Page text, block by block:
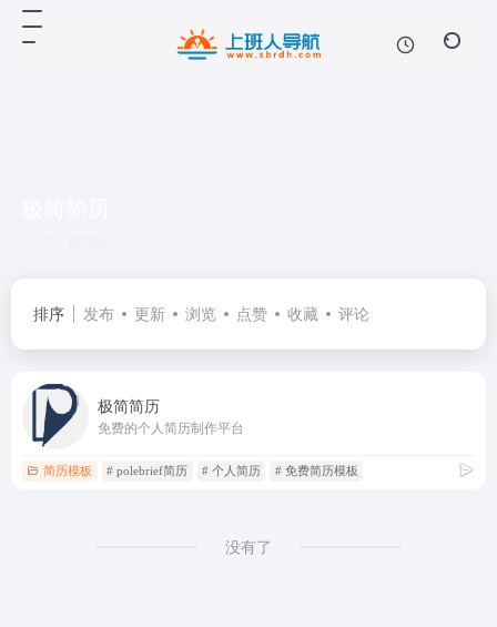
排序 发布 更新 浏览 点赞 收藏 评论
极简简历
免费的个人简历制作平台
简历模板 # polebrief简历 # 个人简历 # 免费简历模板
没有了